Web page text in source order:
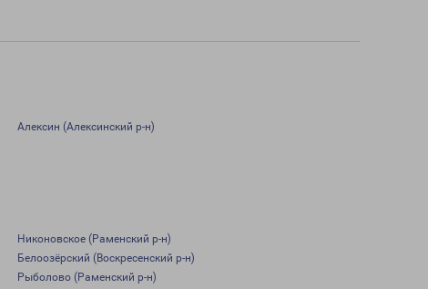
Алексин (Алексинский р-н)
Никоновское (Раменский р-н)
Белоозёрский (Воскресенский р-н)
Рыболово (Раменский р-н)